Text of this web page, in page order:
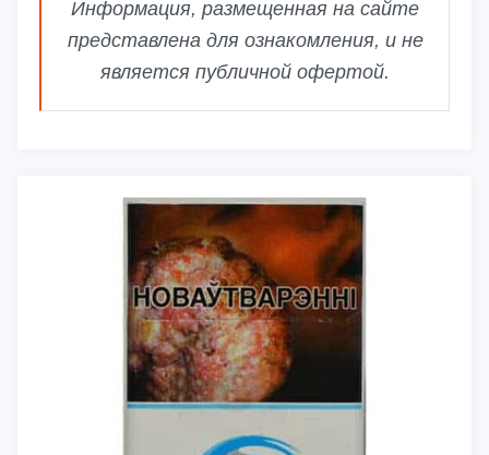
Информация, размещенная на сайте
представлена для ознакомления, и не
является публичной офертой.